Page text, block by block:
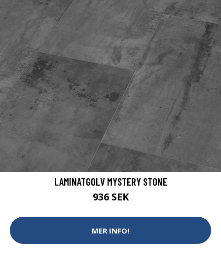
LAMINATGOLV MYSTERY STONE
936 SEK
MER INFO!